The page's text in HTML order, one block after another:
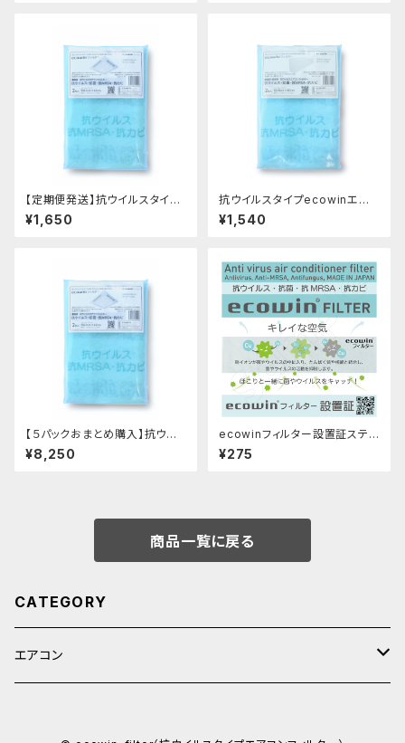
【定期便発送】抗ウイルスタイプ
ecowinエアコンフィルター HA
C-F66(業務用62cmX62cm
¥1,650
抗ウイルスタイプecowinエア
コンフィルター HAC-F48(家
庭用・業務用40cmX80cm 2
¥1,540
【５パックおまとめ購入】抗ウイ
ルスタイプecowinエアコンフィ
ルター HAC-F66(業務用62c
¥8,250
ecowinフィルター設置証ステッ
カーメカニズム
¥275
商品一覧に戻る
CATEGORY
エアコン